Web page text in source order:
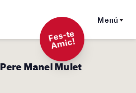
Menú
F
es-t
e
A
mi
c!
Pere Manel Mulet